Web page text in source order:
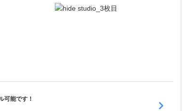
可能です！